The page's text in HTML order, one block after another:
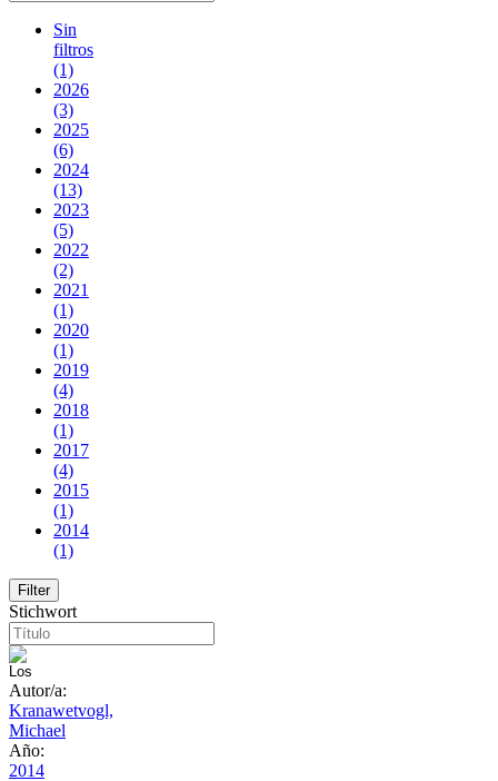
Sin
filtros
(1)
2026
(3)
2025
(6)
2024
(13)
2023
(5)
2022
(2)
2021
(1)
2020
(1)
2019
(4)
2018
(1)
2017
(4)
2015
(1)
2014
(1)
Stichwort
Autor/a:
Kranawetvogl,
Michael
Año:
2014